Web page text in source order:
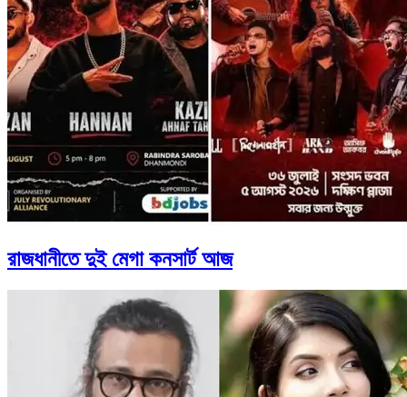
রাজধানীতে দুই মেগা কনসার্ট আজ